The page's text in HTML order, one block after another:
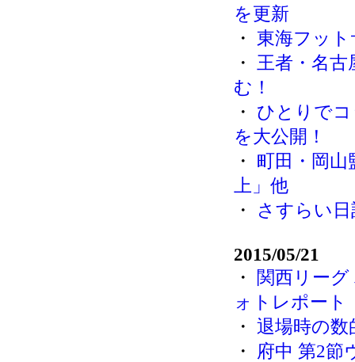
を更新
・ 東海フッ
・ 王者・名
む！
・ ひとりで
を大公開！
・ 町田・岡山
上」他
・
さすらい
2015/05/21
・ 関西リー
ォトレポート
・ 退場時の数
・ 府中 第2節